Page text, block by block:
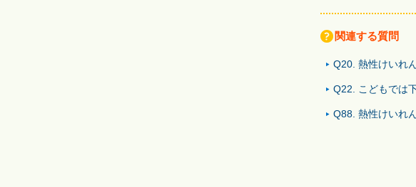
関連する質問
Q20. 熱性けいれ
Q22. こどもでは
Q88. 熱性けいれ